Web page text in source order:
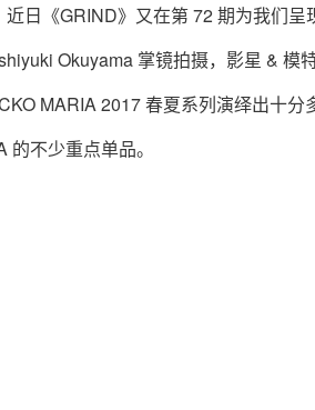
日《GRIND》又在第 72 期为我们呈
Okuyama 掌镜拍摄，影星 & 模
MARIA 2017 春夏系列演绎出十分
不少重点单品。